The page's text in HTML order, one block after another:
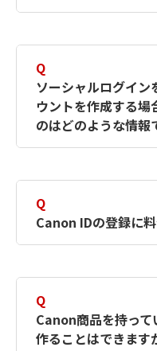
す。詳しい作成
何ですか？
ださい。
Q
ソーシャルログイ
ウントを作成する場
のはどのような情報
択したサービス
簡単に作成でき
Canon IDの登録
Q
Canon IDの登録に
Q
Canon商品を持っ
作ることはできます